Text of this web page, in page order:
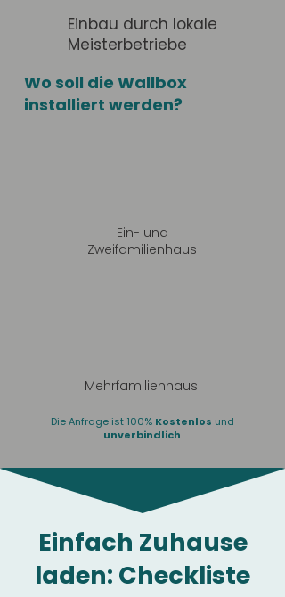
Einbau durch lokale
Meisterbetriebe
Wo soll die Wallbox
installiert werden?
Ein- und
Zweifamilienhaus
Mehrfamilienhaus
Die Anfrage ist 100% Kostenlos und
unverbindlich.
Einfach Zuhause
laden: Checkliste